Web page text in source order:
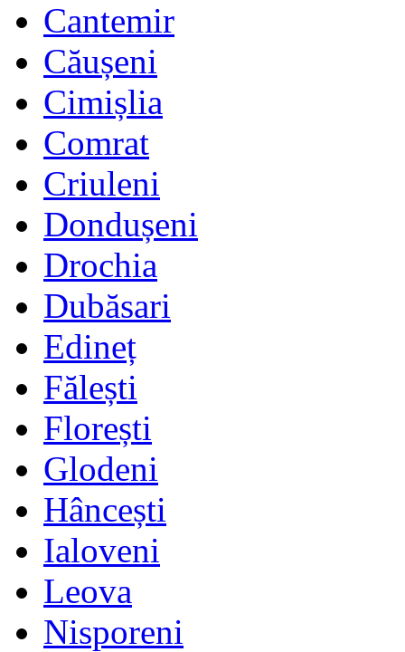
Cantemir
Căușeni
Cimișlia
Comrat
Criuleni
Dondușeni
Drochia
Dubăsari
Edineț
Fălești
Florești
Glodeni
Hâncești
Ialoveni
Leova
Nisporeni